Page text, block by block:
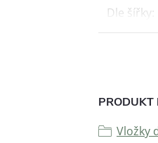
Dle šířky:
PRODUKT
Vložky